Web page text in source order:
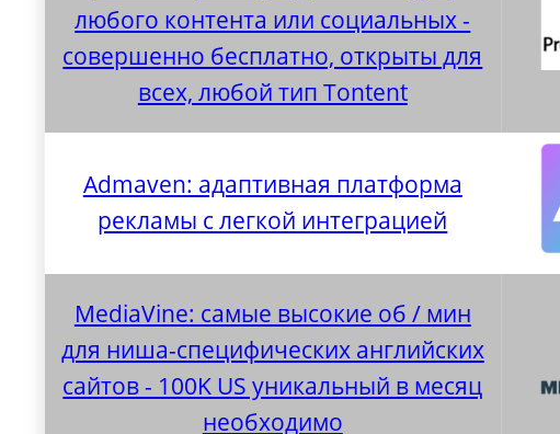
любого контента или социальных -
совершенно бесплатно, открыты для
всех, любой тип Tontent
Admaven: адаптивная платформа
рекламы с легкой интеграцией
MediaVine: самые высокие об / мин
для ниша-специфических английских
сайтов - 100K US уникальный в месяц
необходимо